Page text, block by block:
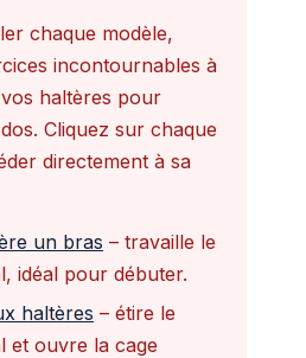
chaque modèle,
incontournables à
haltères pour
Cliquez sur chaque
directement à sa
un bras – travaille le
idéal pour débuter.
haltères – étire le
et ouvre la cage